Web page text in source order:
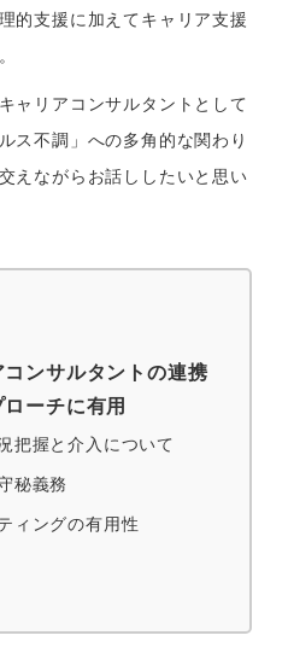
的支援に加えてキャリア支援
ャリアコンサルタントとして
ス不調」への多角的な関わり
えながらお話ししたいと思い
ンサルタントの連携
ーチに有用
把握と介入について
秘義務
ィングの有用性